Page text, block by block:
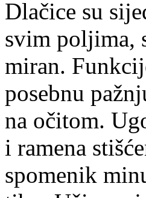
Dlačice su
svim poljima,
miran.
posebnu
na očitom.
i ramena
spomenik